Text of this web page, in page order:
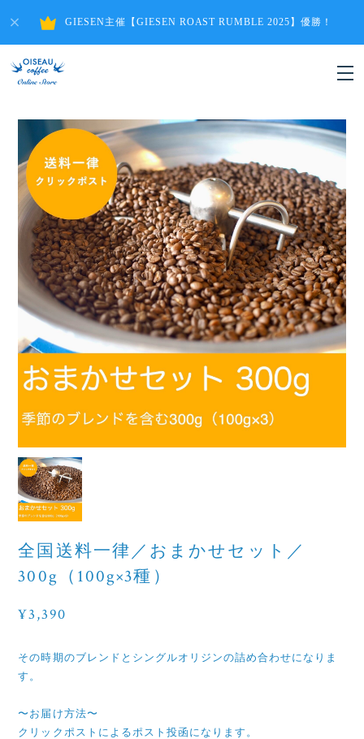
GIESEN主催【GIESEN ROAST RUMBLE 2025】優勝！
全国送料一律／おまかせセット／
300g（100g×3種）
¥3,390
その時期のブレンドとシングルオリジンの詰め合わせになりま
す。
〜お届け方法〜
クリックポストによるポスト投函になります。